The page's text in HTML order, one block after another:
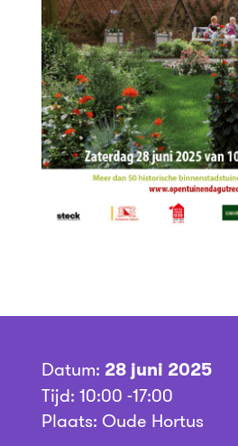
Datum: 28 juni 2025
Tijd: 10:00 -17:00
Plaats: Oude Hortus